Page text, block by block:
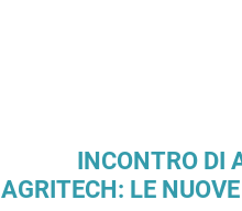
INCONTRO DI
AGRITECH: LE